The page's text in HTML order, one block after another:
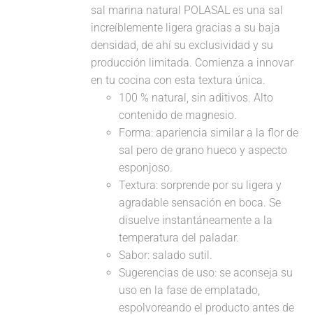
sal marina natural POLASAL es una sal
increíblemente ligera gracias a su baja
densidad, de ahí su exclusividad y su
producción limitada. Comienza a innovar
en tu cocina con esta textura única.
100 % natural, sin aditivos. Alto
contenido de magnesio.
Forma: apariencia similar a la flor de
sal pero de grano hueco y aspecto
esponjoso.
Textura: sorprende por su ligera y
agradable sensación en boca. Se
disuelve instantáneamente a la
temperatura del paladar.
Sabor: salado sutil.
Sugerencias de uso: se aconseja su
uso en la fase de emplatado,
espolvoreando el producto antes de